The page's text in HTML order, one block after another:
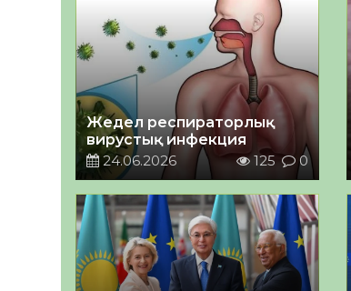
Жедел респираторлық
вирустық инфекция
24.06.2026
125 0